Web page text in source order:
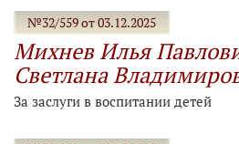
№32/559 от 03.12.2025
Михнев Илья
Светлана
За заслуги в воспитании детей